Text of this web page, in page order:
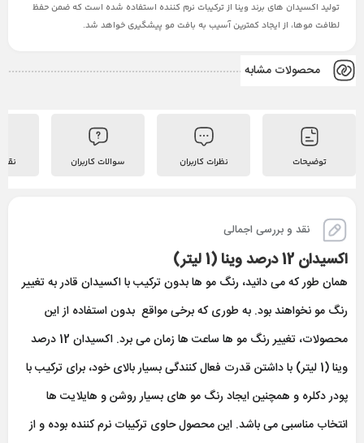
تولید اکسیدان های برند وینا از ترکیبات نرم کننده استفاده شده است که ضمن حفظ
لطافت موها، از ایجاد کمترین آسیب به بافت مو پیشگیری خواهد شد.
محصولات مشابه
توضیحات نظرات کاربران سوالات کاربران
نقد و بررسی اجمالی
اکسیدان 12 درصد وینا (1 لیتر)
همان طور که می دانید، رنگ مو ها بدون ترکیب با اکسیدان قادر به تغییر
رنگ مو نخواهند بود. به طوری که برخی مواقع بدون استفاده از این
محصولات، تغییر رنگ مو ها ساعت ها زمان می برد. اکسیدان 12 درصد
وینا (1 لیتر) با داشتن قدرت فعال کنندگی بسیار بالای خود، برای ترکیب با
پودر دکلره و همچنین ایجاد رنگ مو های بسیار روشن و هایلایت ها
انتخاب مناسبی می باشد. این محصول حاوی ترکیبات نرم کننده بوده و از